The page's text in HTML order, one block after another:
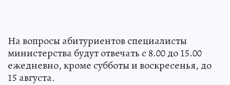
На вопросы абитуриентов специалисты
министерства будут отвечать с 8.00 до 15.00
ежедневно, кроме субботы и воскресенья, до
15 августа.